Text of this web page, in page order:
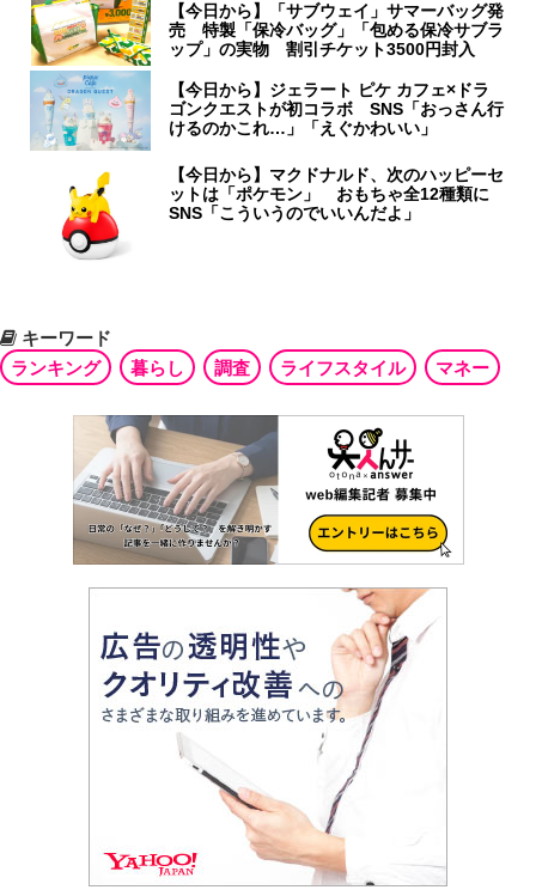
【今日から】「サブウェイ」サマーバッグ発
売 特製「保冷バッグ」「包める保冷サブラ
ップ」の実物 割引チケット3500円封入
【今日から】ジェラート ピケ カフェ×ドラ
ゴンクエストが初コラボ SNS「おっさん行
けるのかこれ…」「えぐかわいい」
【今日から】マクドナルド、次のハッピーセ
ットは「ポケモン」 おもちゃ全12種類に
SNS「こういうのでいいんだよ」
キーワード
ランキング
暮らし 調査 ライフスタイル マネー